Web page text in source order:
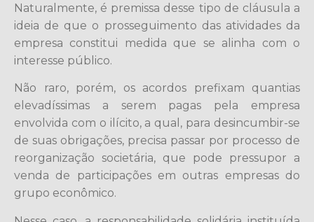
Naturalmente, é premissa desse tipo de cláusula a
ideia de que o prosseguimento das atividades da
empresa constitui medida que se alinha com o
interesse público.
Não raro, porém, os acordos prefixam quantias
elevadíssimas a serem pagas pela empresa
envolvida com o ilícito, a qual, para desincumbir-se
de suas obrigações, precisa passar por processo de
reorganização societária, que pode pressupor a
venda de participações em outras empresas do
grupo econômico.